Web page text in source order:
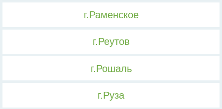
г.Раменское
г.Реутов
г.Рошаль
г.Руза